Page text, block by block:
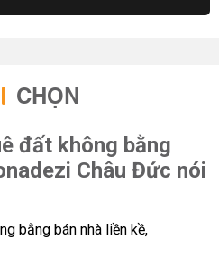
CHỌN
đất không bằng
Châu Đức nói